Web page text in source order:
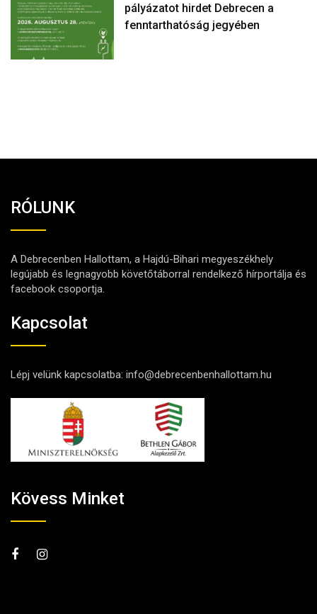
pályázatot hirdet Debrecen a
fenntarthatóság jegyében
RÓLUNK
A Debrecenben Hallottam, a Hajdú-Bihari megyeszékhely
legújabb és legnagyobb követőtáborral rendelkező hírportálja és
facebook csoportja.
Kapcsolat
Lépj velünk kapcsolatba: info@debrecenbenhallottam.hu
Kövess Minket